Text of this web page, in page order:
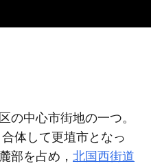
の中心市街地の一つ。
体して更埴市となっ
部を占め， 北国西街道